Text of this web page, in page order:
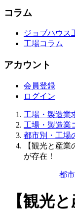
コラム
ジョブハウス
工場コラム
アカウント
会員登録
ログイン
工場・製造業
工場・製造業
都市別・工場
【観光と産
が存在！
都
【観光